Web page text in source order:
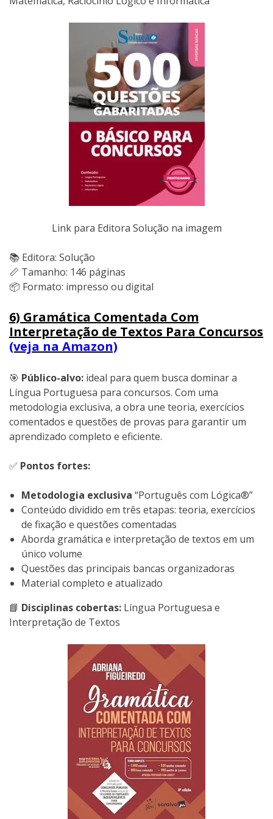
Link para Editora Solução na imagem
📚 Editora: Solução
📏 Tamanho: 146 páginas
📦 Formato: impresso ou digital
6) Gramática Comentada Com
Interpretação de Textos Para Concursos
(veja na Amazon)
🎯 Público-alvo: ideal para quem busca dominar a
Língua Portuguesa para concursos. Com uma
metodologia exclusiva, a obra une teoria, exercícios
comentados e questões de provas para garantir um
aprendizado completo e eficiente.
✅ Pontos fortes:
Metodologia exclusiva “Português com Lógica®”
Conteúdo dividido em três etapas: teoria, exercícios
de fixação e questões comentadas
Aborda gramática e interpretação de textos em um
único volume
Questões das principais bancas organizadoras
Material completo e atualizado
📘 Disciplinas cobertas: Língua Portuguesa e
Interpretação de Textos